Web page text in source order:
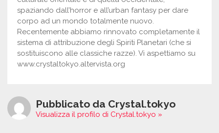
spaziando dall’horror e all’urban fantasy per dare
corpo ad un mondo totalmente nuovo.
Recentemente abbiamo rinnovato completamente il
sistema di attribuzione degli Spiriti Planetari (che si
sostituiscono alle classiche razze). Vi aspettiamo su
www.crystaltokyo.altervista.org
Pubblicato da Crystal.tokyo
Visualizza il profilo di Crystal.tokyo »